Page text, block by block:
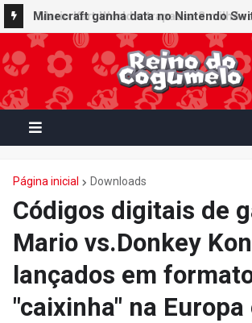
Minecraft ganha data no Nintendo
Super Mario Mash-Up receberá
gráfica exclusiva
Página inicial Downloads
Códigos digitais de
Mario vs.Donkey
lançados em
"caixinha" na Europa